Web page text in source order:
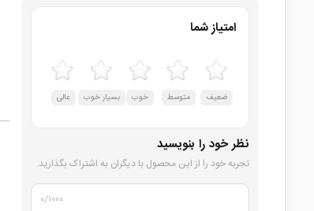
امتیاز شما
ضعیف متوسط خوب بسیار خوب عالی
نظر خود را بنویسید
تجربه خود را از این محصول با دیگران به اشتراک بگذارید.
۰/۱۰۰۰